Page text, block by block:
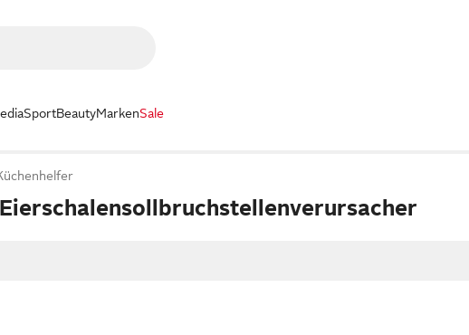
SportBeautyMarkenSale